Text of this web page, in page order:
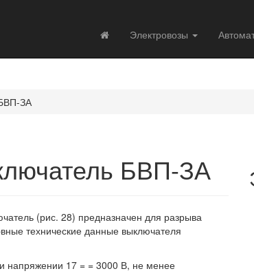
Электровозы
ЗА
БВП-ЗА
(рис. 28) предназначен для разрыва
технические данные выключателя
напряжении 17 = = 3000 В, не менее